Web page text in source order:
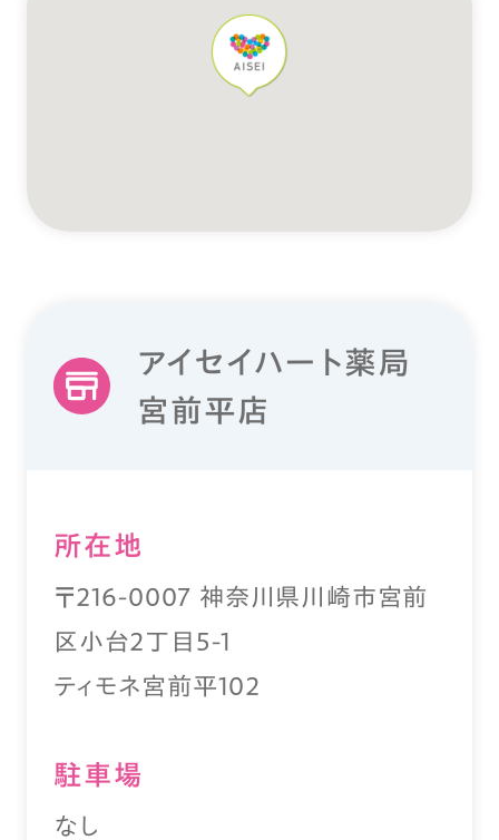
アイセイハート薬局
宮前平店
所在地
〒216-0007 神奈川県川崎市宮前
区小台2丁目5-1
ティモネ宮前平102
駐⾞場
なし